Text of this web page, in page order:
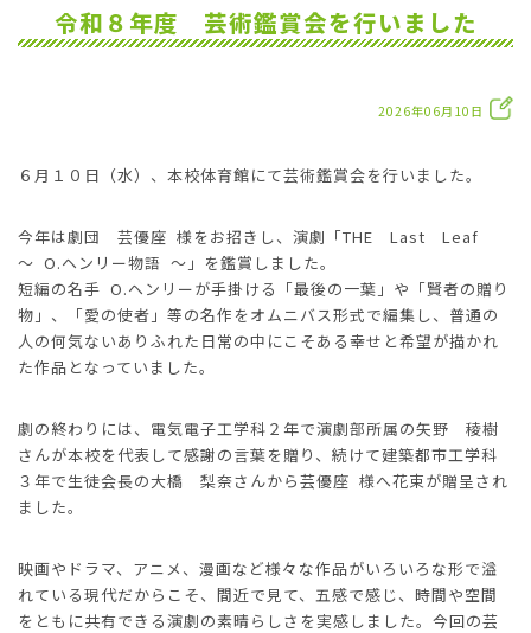
置：
令和８年度 芸術鑑賞会を行いました
2026年06月10日
６月１０日（水）、本校体育館にて芸術鑑賞会を行いました。
今年は劇団 芸優座 様をお招きし、演劇「THE Last Leaf
～ O.ヘンリー物語 ～」を鑑賞しました。
短編の名手 O.ヘンリーが手掛ける「最後の一葉」や「賢者の贈り
物」、「愛の使者」等の名作をオムニバス形式で編集し、普通の
人の何気ないありふれた日常の中にこそある幸せと希望が描かれ
た作品となっていました。
劇の終わりには、電気電子工学科２年で演劇部所属の矢野 稜樹
さんが本校を代表して感謝の言葉を贈り、続けて建築都市工学科
３年で生徒会長の大橋 梨奈さんから芸優座 様へ花束が贈呈され
ました。
映画やドラマ、アニメ、漫画など様々な作品がいろいろな形で溢
れている現代だからこそ、間近で見て、五感で感じ、時間や空間
をともに共有できる演劇の素晴らしさを実感しました。今回の芸